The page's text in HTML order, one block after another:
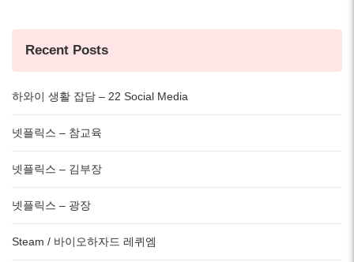
Recent Posts
하와이 생활 잡담 – 22 Social Media
넷플릭스 – 참교육
넷플릭스 – 김부장
넷플릭스 – 광장
Steam / 바이오하자드 레퀴엠